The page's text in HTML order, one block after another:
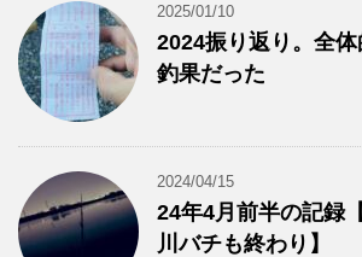
2025/01/10
2024振り返り。全
釣果だった
2024/04/15
24年4月前半の記録
川バチも終わり】